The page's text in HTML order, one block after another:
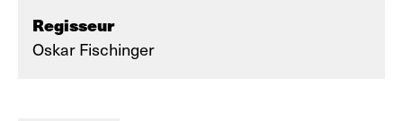
Regisseur
Oskar Fischinger